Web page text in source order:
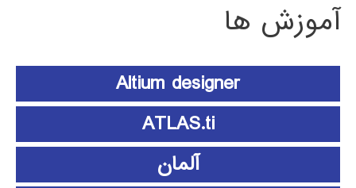
آموزش ها
Altium designer
ATLAS.ti
آلمان